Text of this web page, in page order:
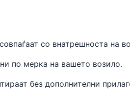
со внатрешноста на
по мерка на вашето возило.
без дополнителни